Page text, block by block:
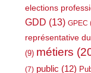
elections
GDD (13) GPEC
représentative
(9) métiers
(7) public (12)